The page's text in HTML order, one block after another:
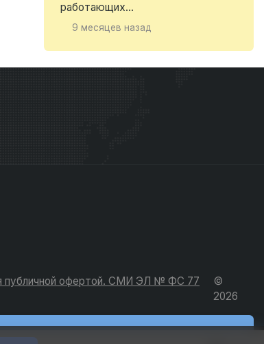
работающих...
9 месяцев назад
публичной офертой. СМИ ЭЛ № ФС 77
©
2026